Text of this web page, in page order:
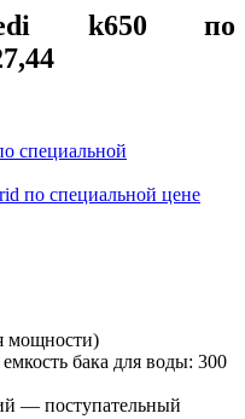
k650 по
специальной
по специальной цене
мощности)
бака для воды: 300
— поступательный